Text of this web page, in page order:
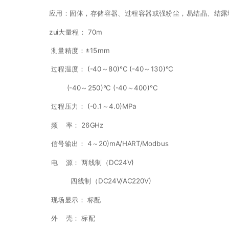
应用：固体，存储容器、过程容器或强粉尘，易结晶、结
zui大量程： 70m
测量精度：±15mm
过程温度： (-40～80)°C (-40～130)°C
(-40～250)°C (-40～400)°C
过程压力： (-0.1～4.0)MPa
频 率： 26GHz
信号输出： 4～20)mA/HART/Modbus
电 源： 两线制（DC24V)
四线制（DC24V/AC220V)
现场显示： 标配
外 壳： 标配